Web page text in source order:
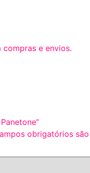
compras e envios.
obrigatórios